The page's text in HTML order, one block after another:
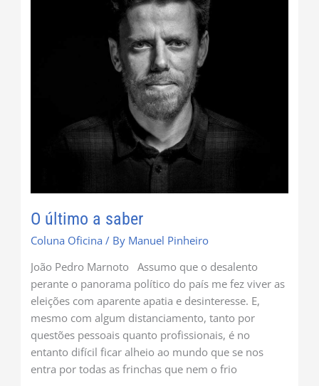
O último a saber
Coluna Oficina / By Manuel Pinheiro
João Pedro Marnoto Assumo que o desalento
perante o panorama político do país me fez viver as
eleições com aparente apatia e desinteresse. E,
mesmo com algum distanciamento, tanto por
questões pessoais quanto profissionais, é no
entanto difícil ficar alheio ao mundo que se nos
entra por todas as frinchas que nem o frio